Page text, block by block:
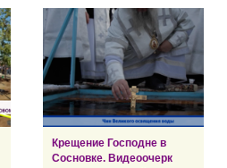
Крещение Господне в
Сосновке. Видеоочерк